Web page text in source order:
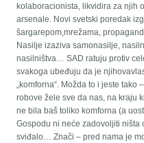
kolaboracionista, likvidira za njih
arsenale. Novi svetski poredak
šargarepom,mrežama,
Nasilje izaziva samonasilje,
nasilništva… SAD ratuju protiv
svakoga ubeđuju da je
„komforna“. Možda to i jeste
robove žele sve da nas, na kraju
ne bila baš toliko komforna (a
Gospodu ni neće zadovoljiti ništa
sviđalo… Znači – pred nama je